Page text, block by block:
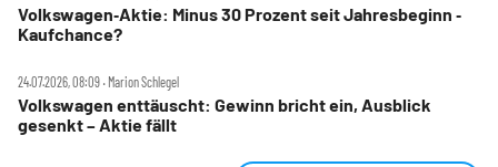
Volkswagen‑Aktie: Minus 30 Prozent seit Jahresbeginn ‑
Kaufchance?
24.07.2026, 08:09 ‧ Marion Schlegel
Volkswagen enttäuscht: Gewinn bricht ein, Ausblick
gesenkt – Aktie fällt